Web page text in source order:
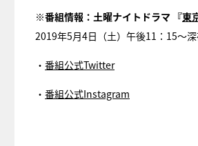
※番組情報：土曜ナイトドラマ 『東
2019年5月4日（土）午後11：15～
・ 番組公式Twitter
・ 番組公式Instagram